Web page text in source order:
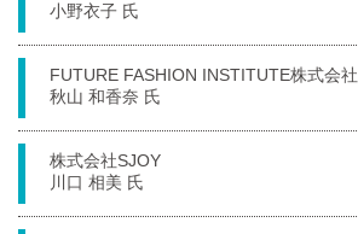
小野衣子 氏
FUTURE FASHION INSTITUTE株式会社
秋山 和香奈 氏
株式会社SJOY
川口 相美 氏